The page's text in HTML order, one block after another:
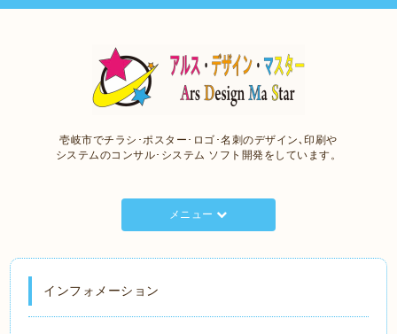
壱岐市でチラシ･ポスター･ロゴ･名刺のデザイン､印刷や
システムのコンサル･システム ソフト開発をしています。
メニュー
インフォメーション